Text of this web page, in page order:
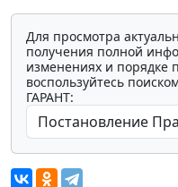
Для просмотра
получения полной
изменениях и порядке
воспользуйтесь
ГАРАНТ: